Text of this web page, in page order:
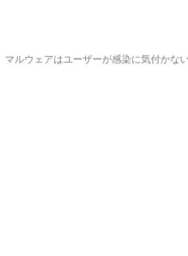
マルウェアはユーザーが感染に気付かな